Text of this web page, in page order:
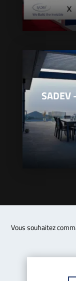
Vous souhaitez